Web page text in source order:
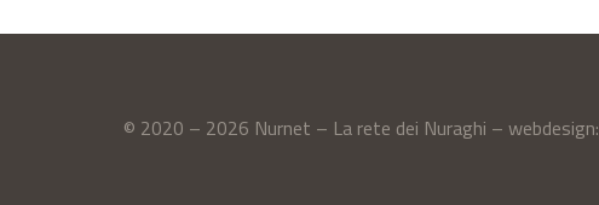
© 2020 – 2026 Nurnet – La rete dei Nuraghi – webdesign: